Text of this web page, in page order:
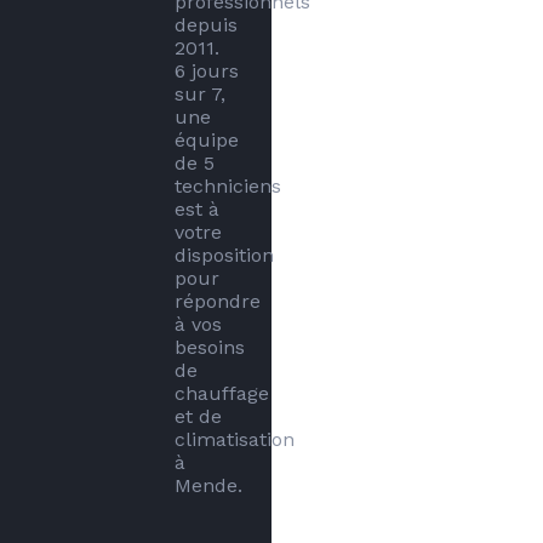
depuis
2011.
6 jours
sur 7,
une
équipe
de 5
techniciens
est à
votre
disposition
pour
répondre
à vos
besoins
de
chauffage
et de
climatisation
à
Mende.